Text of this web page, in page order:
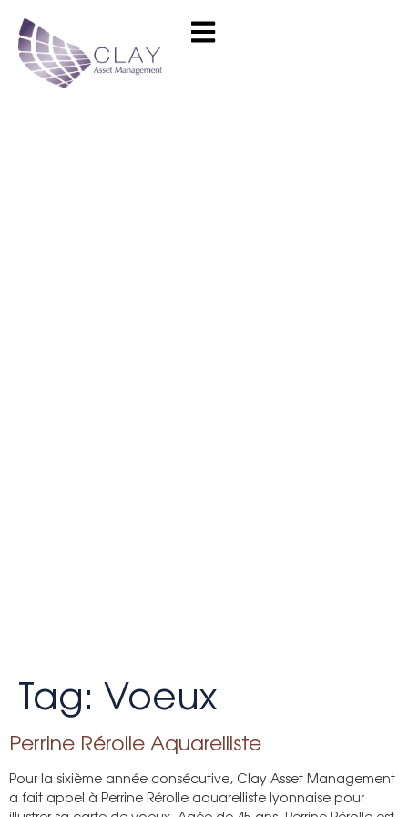
Tag: Voeux
Perrine Rérolle Aquarelliste
Pour la sixième année consécutive, Clay Asset Management
a fait appel à Perrine Rérolle aquarelliste lyonnaise pour